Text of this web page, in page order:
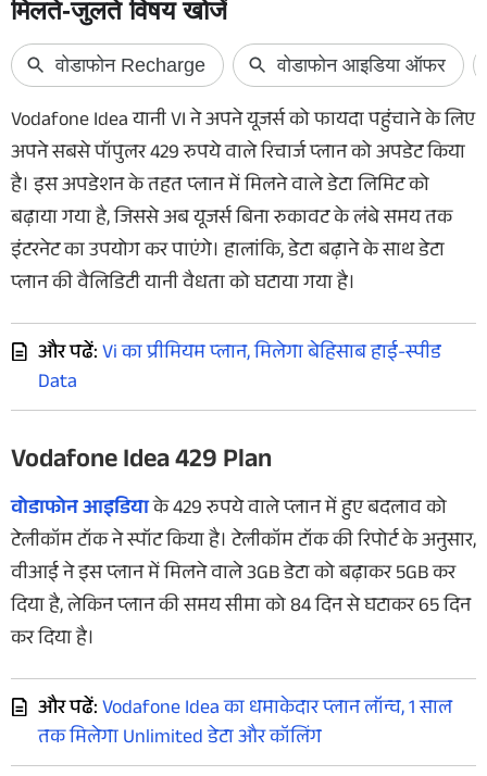
Vodafone Idea यानी VI ने अपने यूजर्स को फायदा पहुंचाने के लिए
अपने सबसे पॉपुलर 429 रुपये वाले रिचार्ज प्लान को अपडेट किया
है। इस अपडेशन के तहत प्लान में मिलने वाले डेटा लिमिट को
बढ़ाया गया है, जिससे अब यूजर्स बिना रुकावट के लंबे समय तक
इंटरनेट का उपयोग कर पाएंगे। हालांकि, डेटा बढ़ाने के साथ डेटा
प्लान की वैलिडिटी यानी वैधता को घटाया गया है।
और पढें:Vi का प्रीमियम प्लान, मिलेगा बेहिसाब हाई-स्पीड
Data
Vodafone Idea 429 Plan
वोडाफोन आइडियाके 429 रुपये वाले प्लान में हुए बदलाव को
टेलीकॉम टॉक ने स्पॉट किया है। टेलीकॉम टॉक की रिपोर्ट के अनुसार,
वीआई ने इस प्लान में मिलने वाले 3GB डेटा को बढ़ाकर 5GB कर
दिया है, लेकिन प्लान की समय सीमा को 84 दिन से घटाकर 65 दिन
कर दिया है।
और पढें:Vodafone Idea का धमाकेदार प्लान लॉन्च, 1 साल
तक मिलेगा Unlimited डेटा और कॉलिंग